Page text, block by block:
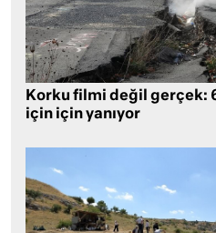
Korku filmi değil gerçek:
için için yanıyor